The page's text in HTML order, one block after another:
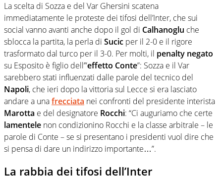
La scelta di Sozza e del Var Ghersini scatena
immediatamente le proteste dei tifosi dell’Inter, che sui
social vanno avanti anche dopo il gol di Calhanoglu che
sblocca la partita, la perla di Sucic per il 2-0 e il rigore
trasformato dal turco per il 3-0. Per molti, il penalty negato
su Esposito è figlio dell’”effetto Conte”: Sozza e il Var
sarebbero stati influenzati dalle parole del tecnico del
Napoli, che ieri dopo la vittoria sul Lecce si era lasciato
andare a unafrecciata nei confronti del presidente interista
Marotta e del designatore Rocchi: “Ci auguriamo che certe
lamentele non condizionino Rocchi e la classe arbitrale – le
parole di Conte – se si presentano i presidenti vuol dire che
si pensa di dare un indirizzo importante…”.
La rabbia dei tifosi dell’Inter